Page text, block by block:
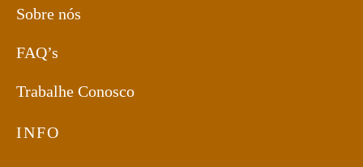
Sobre nós
FAQ’s
Trabalhe Conosco
INFO